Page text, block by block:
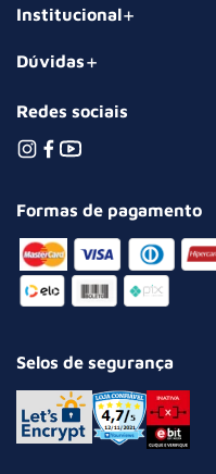
Institucional
Dúvidas
Redes sociais
Formas de pagamento
Selos de segurança